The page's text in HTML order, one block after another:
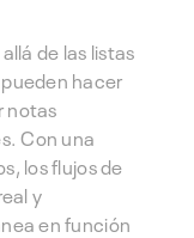
de las listas
hacer
notas
Con una
los flujos de
y
en función